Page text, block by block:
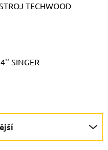
TECHWOOD
SINGER